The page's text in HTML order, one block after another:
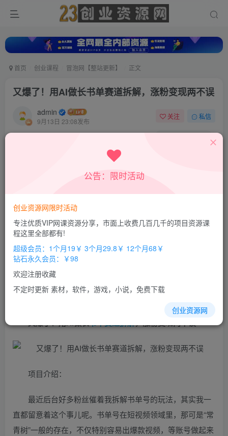
首页 创业课程 冒泡网【整站更新】 正文
又爆了！用AI做长书单赛道拆解，涨粉变现两不误
admin
9月13日 23:08发布
关注 私信
0 12 0
此内容为付费资源，请付费后查看
9.8
超级会员 免费 钻石会员 免费
您当前未登录！建议登陆后购买，办理会员包月更省钱，可保存购
又爆了！用AI做长书单赛道拆解，涨粉变现两不误
项目介绍：
最近后台好多粉丝催着我拆解书单号的玩法，其实我一
直都留意着这个事儿呢。书单号在短视频领域里，那可是“常
青树”一般的存在，不仅特别容易出爆款视频，等账号做起来
公告：限时活动
创业资源网限时活动
专注优质VIP网课资源分享，市面上收费几百几千的项目资源课
程这里全部都有!
超级会员：1个月19￥ 3个月29.8￥ 12个月68￥
钻石永久会员：￥98
欢迎注册收藏
不定时更新 素材，软件，游戏，小说，免费下载
创业资源网